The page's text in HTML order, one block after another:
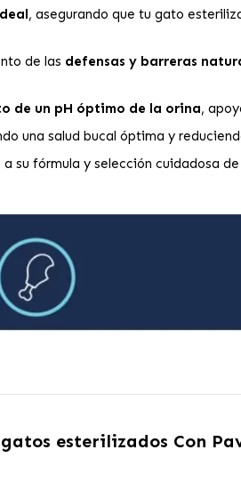
, asegurando que tu gato
de las defensas y barreras
de un pH óptimo de la orina,
una salud bucal óptima y
a su fórmula y selección cuidadosa
esterilizados Con